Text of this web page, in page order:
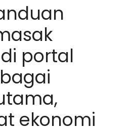
portal
ekonomi